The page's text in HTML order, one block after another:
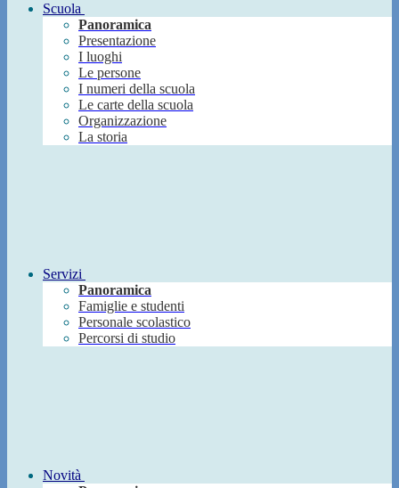
Scuola
Panoramica
Presentazione
I luoghi
Le persone
I numeri della scuola
Le carte della scuola
Organizzazione
La storia
Servizi
Panoramica
Famiglie e studenti
Personale scolastico
Percorsi di studio
Novità